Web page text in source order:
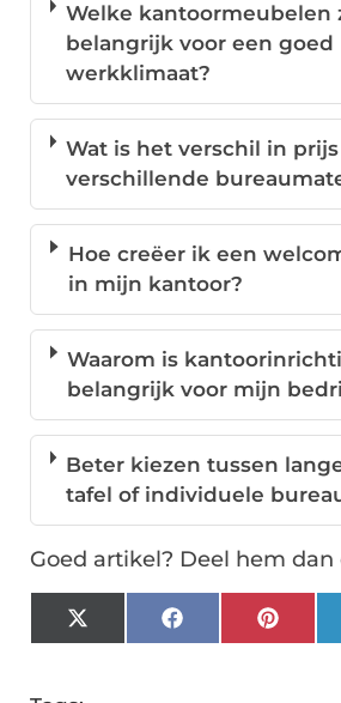
Welke kantoormeubelen
belangrijk voor een goed
werkklimaat?
Wat is het verschil in
verschillende
Hoe creëer ik een
in mijn kantoor?
Waarom is
belangrijk voor mijn
Beter kiezen tussen
tafel of individuele
Goed artikel? Deel hem dan
X
(Twitter)
Facebook